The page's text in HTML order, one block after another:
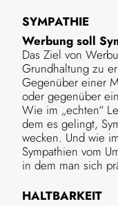
SYMPATHIE
Werbung soll
Das Ziel von
Grundhaltung zu
Gegenüber einer
oder gegenüber
Wie im „echten“
dem es gelingt,
wecken. Und wie
Sympathien vom
in dem man sich
HALTBARKEIT